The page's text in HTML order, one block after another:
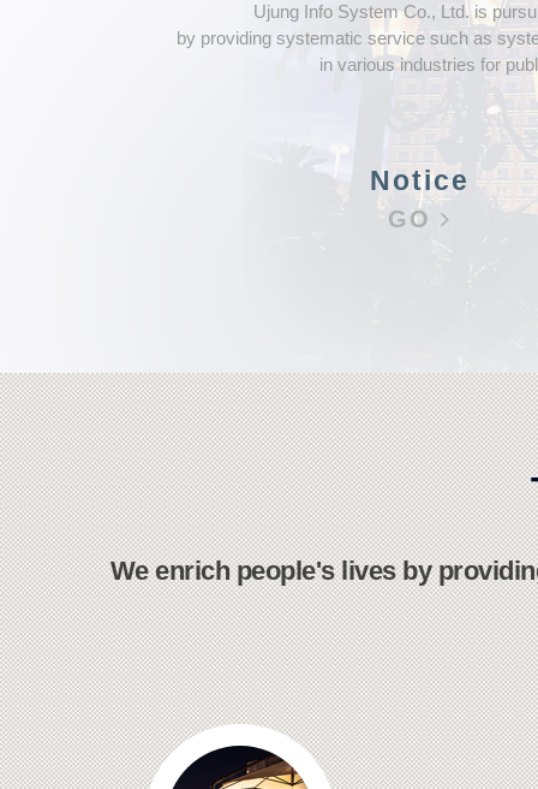
Ujung Info System Co., Ltd. is
by providing systematic service such as
in various industries for
Notice
GO
We enrich people's lives by